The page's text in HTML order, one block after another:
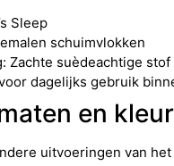
Sleep
schuimvlokken
Zachte suèdeachtige stof
dagelijks gebruik
en
uitvoeringen van